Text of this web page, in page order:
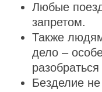
Любые
запретом.
Также
дело –
Безделие